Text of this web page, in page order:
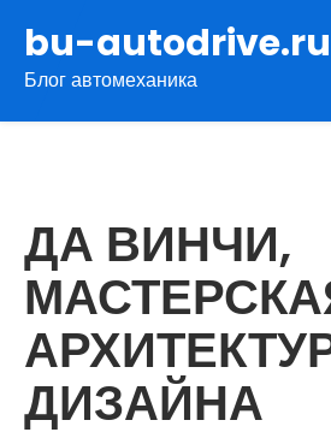
содержимому
bu-autodrive.ru
Блог автомеханика
ДА ВИНЧИ,
ДИЗАЙНА